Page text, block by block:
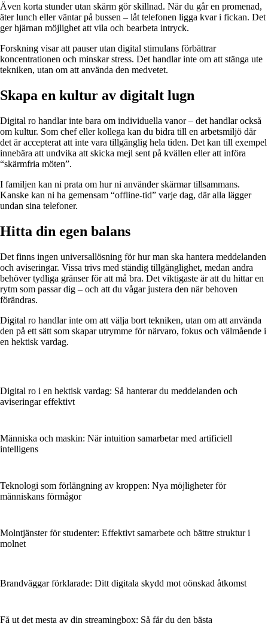
Även korta stunder utan skärm gör skillnad. När du går en promenad,
äter lunch eller väntar på bussen – låt telefonen ligga kvar i fickan. Det
ger hjärnan möjlighet att vila och bearbeta intryck.
Forskning visar att pauser utan digital stimulans förbättrar
koncentrationen och minskar stress. Det handlar inte om att stänga ute
tekniken, utan om att använda den medvetet.
Skapa en kultur av digitalt lugn
Digital ro handlar inte bara om individuella vanor – det handlar också
om kultur. Som chef eller kollega kan du bidra till en arbetsmiljö där
det är accepterat att inte vara tillgänglig hela tiden. Det kan till exempel
innebära att undvika att skicka mejl sent på kvällen eller att införa
“skärmfria möten”.
I familjen kan ni prata om hur ni använder skärmar tillsammans.
Kanske kan ni ha gemensam “offline-tid” varje dag, där alla lägger
undan sina telefoner.
Hitta din egen balans
Det finns ingen universallösning för hur man ska hantera meddelanden
och aviseringar. Vissa trivs med ständig tillgänglighet, medan andra
behöver tydliga gränser för att må bra. Det viktigaste är att du hittar en
rytm som passar dig – och att du vågar justera den när behoven
förändras.
Digital ro handlar inte om att välja bort tekniken, utan om att använda
den på ett sätt som skapar utrymme för närvaro, fokus och välmående i
en hektisk vardag.
Digital ro i en hektisk vardag: Så hanterar du meddelanden och
aviseringar effektivt
Människa och maskin: När intuition samarbetar med artificiell
intelligens
Teknologi som förlängning av kroppen: Nya möjligheter för
människans förmågor
Molntjänster för studenter: Effektivt samarbete och bättre struktur i
molnet
Brandväggar förklarade: Ditt digitala skydd mot oönskad åtkomst
Få ut det mesta av din streamingbox: Så får du den bästa